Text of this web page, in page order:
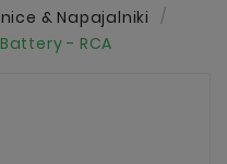
& Napajalniki
- RCA